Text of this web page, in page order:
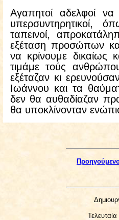
Αγαπητοί αδελφοί να
υπερσυντηρητικοί,
ταπεινοί,
εξέταση προσώπων
να κρίνουμε δικαίως
τιμάμε τούς
εξέταζαν κι
Ιωάννου και τα
δεν θα αυθαδίαζαν
θα υποκλίνονταν